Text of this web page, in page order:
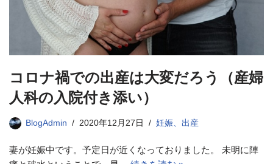
コロナ禍での出産は大変だろう（産婦
人科の入院付き添い）
BlogAdmin 2020年12月27日 妊娠、出産
妻が妊娠中です。予定日が近くなっておりました。 未明に陣